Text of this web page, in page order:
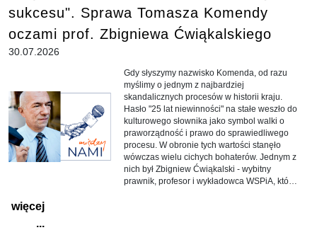
sukcesu". Sprawa Tomasza Komendy
oczami prof. Zbigniewa Ćwiąkalskiego
30.07.2026
Gdy słyszymy nazwisko Komenda, od razu
myślimy o jednym z najbardziej
skandalicznych procesów w historii kraju.
Hasło "25 lat niewinności" na stałe weszło do
kulturowego słownika jako symbol walki o
praworządność i prawo do sprawiedliwego
procesu. W obronie tych wartości stanęło
wówczas wielu cichych bohaterów. Jednym z
nich był Zbigniew Ćwiąkalski - wybitny
prawnik, profesor i wykładowca WSPiA, który
więcej
...